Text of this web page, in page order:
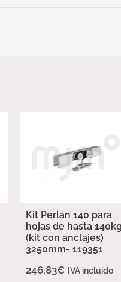
Kit Perlan 140 para
hojas de hasta
(kit con anclajes)
3250mm- 119351
246,83€ IVA incluido